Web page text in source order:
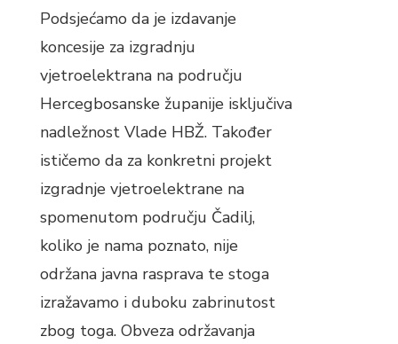
Podsjećamo da je izdavanje
koncesije za izgradnju
vjetroelektrana na području
Hercegbosanske županije isključiva
nadležnost Vlade HBŽ. Također
ističemo da za konkretni projekt
izgradnje vjetroelektrane na
spomenutom području Čadilj,
koliko je nama poznato, nije
održana javna rasprava te stoga
izražavamo i duboku zabrinutost
zbog toga. Obveza održavanja